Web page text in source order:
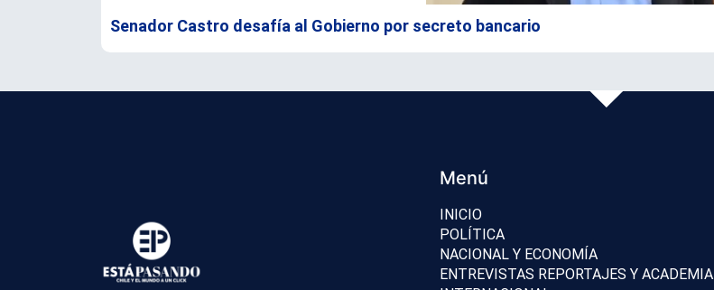
Senador Castro desafía al Gobierno por secreto bancario
Menú
INICIO
POLÍTICA
NACIONAL Y ECONOMÍA
ENTREVISTAS REPORTAJES Y ACADEMIA